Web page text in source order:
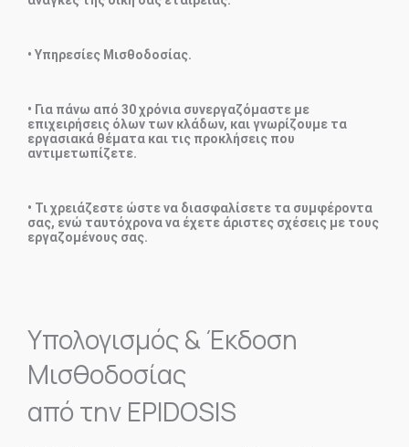
• Υπηρεσίες Μισθοδοσίας.
• Για πάνω από 30 χρόνια συνεργαζόμαστε με
επιχειρήσεις όλων των κλάδων, και γνωρίζουμε τα
εργασιακά θέματα και τις προκλήσεις που
αντιμετωπίζετε.
• Τι χρειάζεστε ώστε να διασφαλίσετε τα συμφέροντα
σας, ενώ ταυτόχρονα να έχετε άριστες σχέσεις με τους
εργαζομένους σας.
Υπολογισμός & Έκδοση
Μισθοδοσίας
από την EPIDOSIS